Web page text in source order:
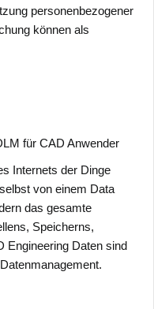
personenbezogener
können als
für CAD Anwender
Internets der Dinge
von einem Data
das gesamte
Speicherns,
Engineering Daten sind